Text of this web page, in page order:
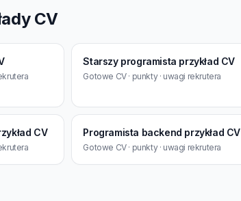
CV
Starszy programista przykład CV
Gotowe CV · punkty · uwagi rekrutera
CV Programista backend przykład CV
Gotowe CV · punkty · uwagi rekrutera